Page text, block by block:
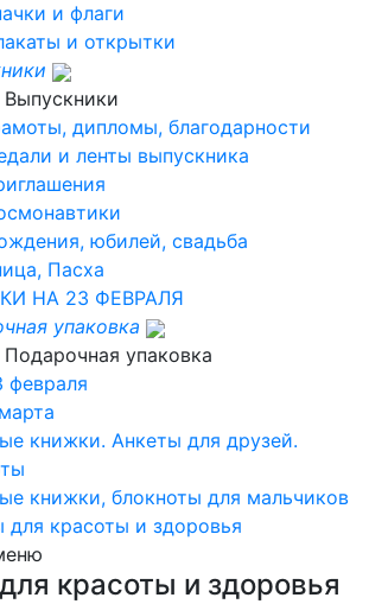
и флаги
и открытки
Выпускники
дипломы, благодарности
и ленты выпускника
юбилей, свадьба
Пасха
НА 23 ФЕВРАЛЯ
упаковка
Подарочная упаковка
февраля
книжки. Анкеты для друзей.
книжки, блокноты для мальчиков
для красоты и здоровья
красоты и здоровья